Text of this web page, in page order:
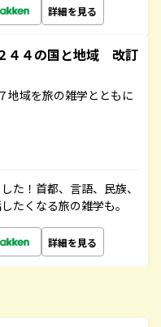
詳細を見る
４４の国と地域 改訂
地域を旅の雑学とともに
た！首都、言語、民族、
たくなる旅の雑学も。
詳細を見る